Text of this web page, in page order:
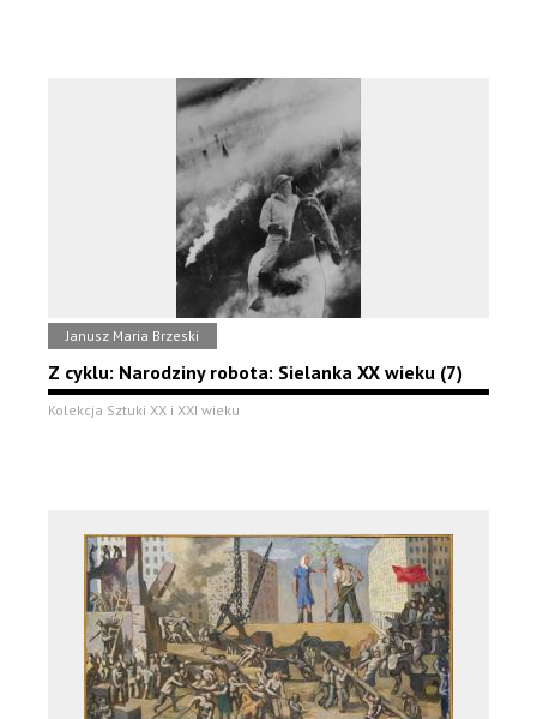
Janusz Maria Brzeski
Z cyklu: Narodziny robota: Sielanka XX wieku (7)
Kolekcja Sztuki XX i XXI wieku